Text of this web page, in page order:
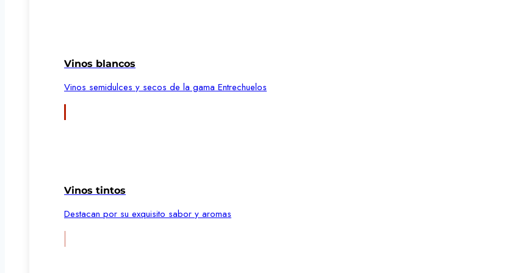
Vinos blancos
Vinos semidulces y secos de la gama Entrechuelos
Vinos tintos
Destacan por su exquisito sabor y aromas